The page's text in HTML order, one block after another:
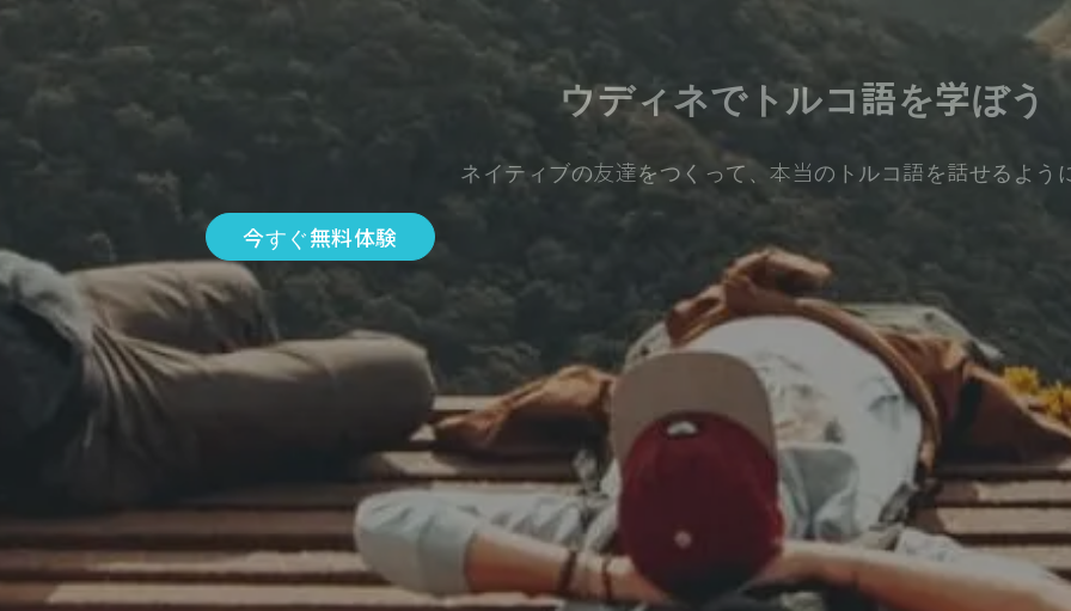
ウディネでトルコ語を学ぼう
ネイティブの友達をつくって、本当のトルコ語を話せるよう
今すぐ無料体験